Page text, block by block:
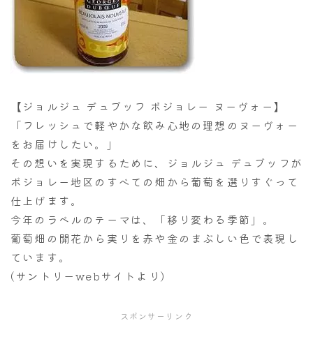
【ジョルジュ デュブッフ ボジョレー ヌーヴォー】
「フレッシュで軽やかな飲み心地の理想のヌーヴォー
をお届けしたい。」
その想いを実現するために、ジョルジュ デュブッフが
ボジョレー地区のすべての畑から葡萄を選りすぐって
仕上げます。
今年のラベルのテーマは、「移り変わる季節」。
葡萄畑の開花から実りを赤や金のまぶしい色で表現し
ています。
(サントリーwebサイトより)
スポンサーリンク